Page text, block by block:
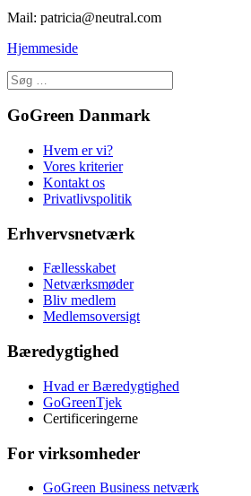
Mail: patricia@neutral.com
Hjemmeside
GoGreen Danmark
Hvem er vi?
Vores kriterier
Kontakt os
Privatlivspolitik
Erhvervsnetværk
Fællesskabet
Netværksmøder
Bliv medlem
Medlemsoversigt
Bæredygtighed
Hvad er Bæredygtighed
GoGreenTjek
Certificeringerne
For virksomheder
GoGreen Business netværk